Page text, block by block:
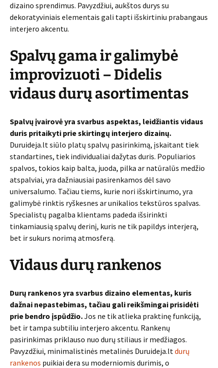
dizaino sprendimus. Pavyzdžiui, aukštos durys su
dekoratyviniais elementais gali tapti išskirtiniu prabangaus
interjero akcentu.
Spalvų gama ir galimybė
improvizuoti – Didelis
vidaus durų asortimentas
Spalvų įvairovė yra svarbus aspektas, leidžiantis vidaus
duris pritaikyti prie skirtingų interjero dizainų.
Duruideja.lt siūlo platų spalvų pasirinkimą, įskaitant tiek
standartines, tiek individualiai dažytas duris. Populiarios
spalvos, tokios kaip balta, juoda, pilka ar natūralūs medžio
atspalviai, yra dažniausiai pasirenkamos dėl savo
universalumo. Tačiau tiems, kurie nori išskirtinumo, yra
galimybė rinktis ryškesnes ar unikalios tekstūros spalvas.
Specialistų pagalba klientams padeda išsirinkti
tinkamiausią spalvų derinį, kuris ne tik papildys interjerą,
bet ir sukurs norimą atmosferą.
Vidaus durų rankenos
Durų rankenos yra svarbus dizaino elementas, kuris
dažnai nepastebimas, tačiau gali reikšmingai prisidėti
prie bendro įspūdžio.Jos ne tik atlieka praktinę funkciją,
bet ir tampa subtiliu interjero akcentu. Rankenų
pasirinkimas priklauso nuo durų stiliaus ir medžiagos.
Pavyzdžiui, minimalistinės metalinės Duruideja.ltdurų
rankenos puikiai dera su moderniomis durimis, o